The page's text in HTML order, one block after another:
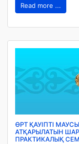
Read more ...
ӨРТ ҚАУІПТІ
АТҚАРЫЛАТЫН
ПРАКТИКАЛЫҚ